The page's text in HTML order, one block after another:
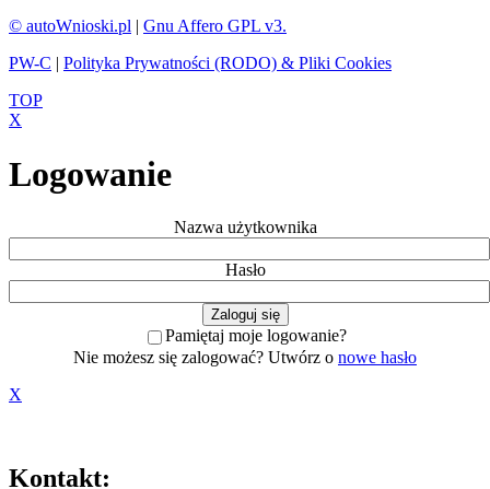
© autoWnioski.pl | Gnu Affero GPL v3.
PW-C | Polityka Prywatności (RODO) & Pliki Cookies
TOP
X
Logowanie
Nazwa użytkownika
Hasło
Pamiętaj moje logowanie?
Nie możesz się zalogować? Utwórz o nowe hasło
X
Kontakt: